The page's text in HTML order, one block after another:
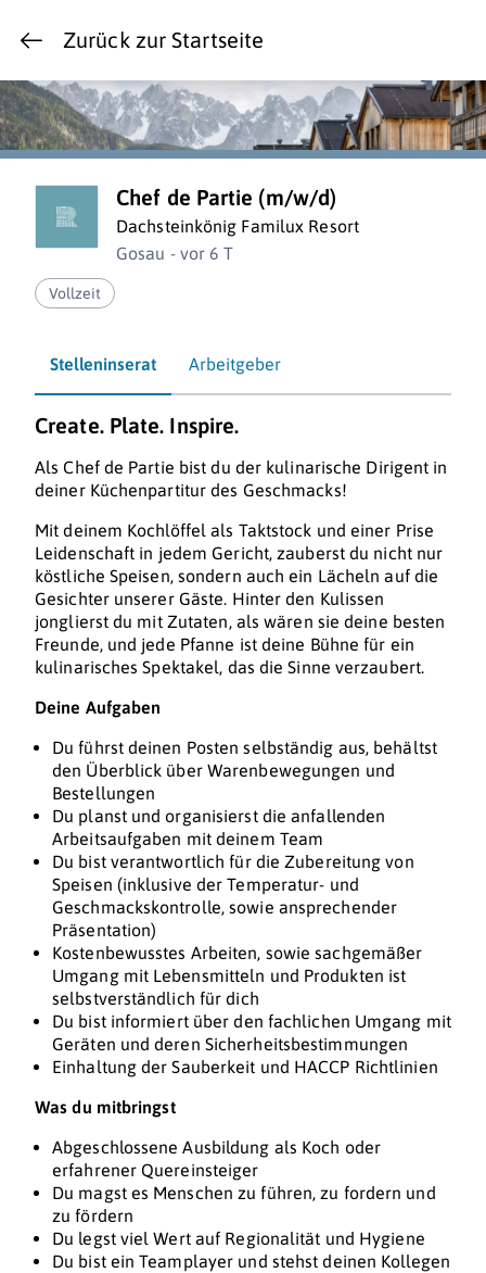
Zurück zur Startseite
Chef de Partie (m/w/d)
Dachsteinkönig Familux Resort
Gosau - vor 6 T
Vollzeit
Stelleninserat Arbeitgeber
Create. Plate. Inspire.
Als Chef de Partie bist du der kulinarische Dirigent in
deiner Küchenpartitur des Geschmacks!
Mit deinem Kochlöffel als Taktstock und einer Prise
Leidenschaft in jedem Gericht, zauberst du nicht nur
köstliche Speisen, sondern auch ein Lächeln auf die
Gesichter unserer Gäste. Hinter den Kulissen
jonglierst du mit Zutaten, als wären sie deine besten
Freunde, und jede Pfanne ist deine Bühne für ein
kulinarisches Spektakel, das die Sinne verzaubert.
Deine Aufgaben
Du führst deinen Posten selbständig aus, behältst
den Überblick über Warenbewegungen und
Bestellungen
Du planst und organisierst die anfallenden
Arbeitsaufgaben mit deinem Team
Du bist verantwortlich für die Zubereitung von
Speisen (inklusive der Temperatur- und
Geschmackskontrolle, sowie ansprechender
Präsentation)
Kostenbewusstes Arbeiten, sowie sachgemäßer
Umgang mit Lebensmitteln und Produkten ist
selbstverständlich für dich
Du bist informiert über den fachlichen Umgang mit
Geräten und deren Sicherheitsbestimmungen
Einhaltung der Sauberkeit und HACCP Richtlinien
Was du mitbringst
Abgeschlossene Ausbildung als Koch oder
erfahrener Quereinsteiger
Du magst es Menschen zu führen, zu fordern und
zu fördern
Du legst viel Wert auf Regionalität und Hygiene
Du bist ein Teamplayer und stehst deinen Kollegen